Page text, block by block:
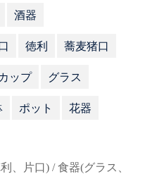
酒器
徳利 蕎麦猪口
ップ グラス
ポット 花器
、片口) / 食器(グラス、